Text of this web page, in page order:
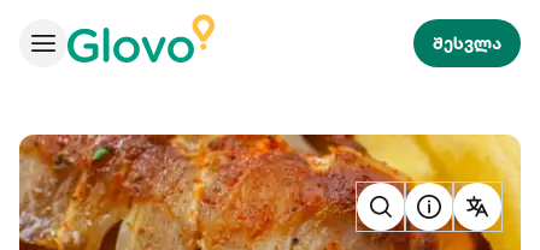
შესვლა